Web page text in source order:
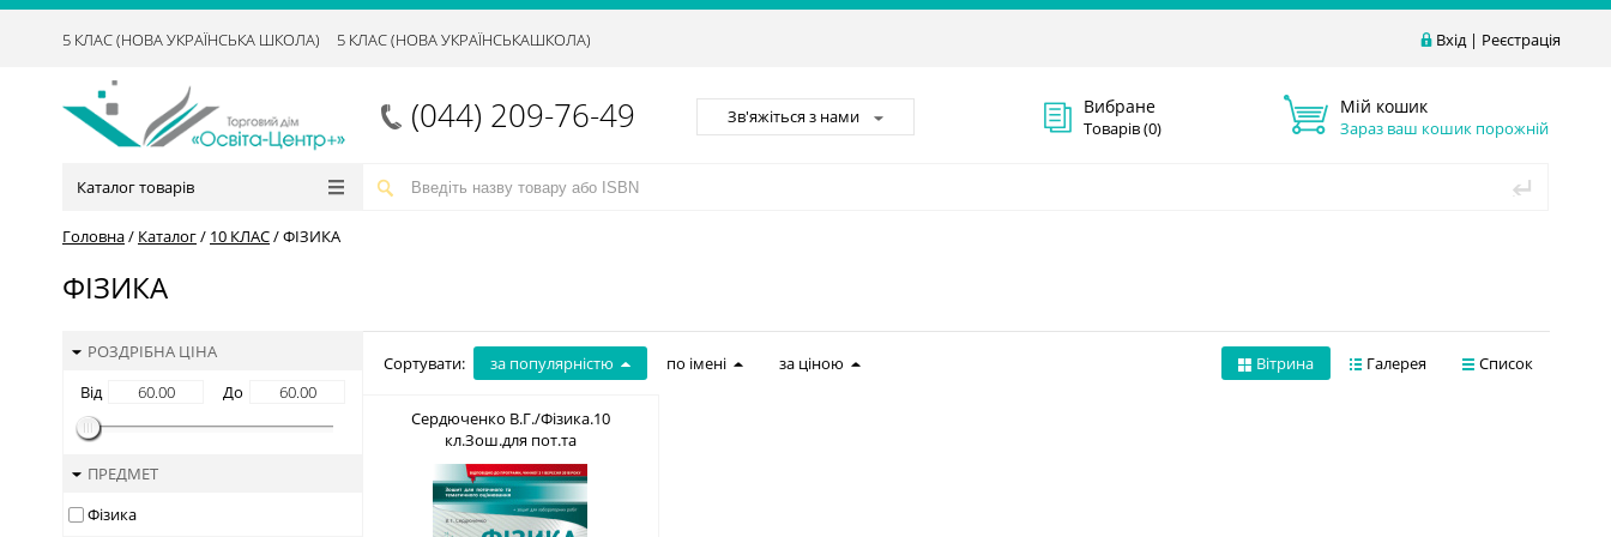
Вхід| Реєстрація
5 КЛАС (НОВА УКРАЇНСЬКА ШКОЛА) 5 КЛАС (НОВА УКРАЇНСЬКАШКОЛА)
(044) 209-76-49 Зв'яжіться з нами Вибране
Товарів (0)
Мій кошик
Зараз ваш кошик порожній
Каталог товарів
Головна/ Каталог/ 10 КЛАС/ФІЗИКА
ФІЗИКА
РОЗДРІБНА ЦІНА
Від
До
ПРЕДМЕТ
Фізика
Список
Галерея
Вітрина
Сортувати: за популярністю по імені за ціною
Сердюченко В.Г./Фізика.10
кл.Зош.для пот.та
тем.оц+зош.лаб.роб(НОВА
ПРОГРАМА) ISBN 978-617-656-922-0